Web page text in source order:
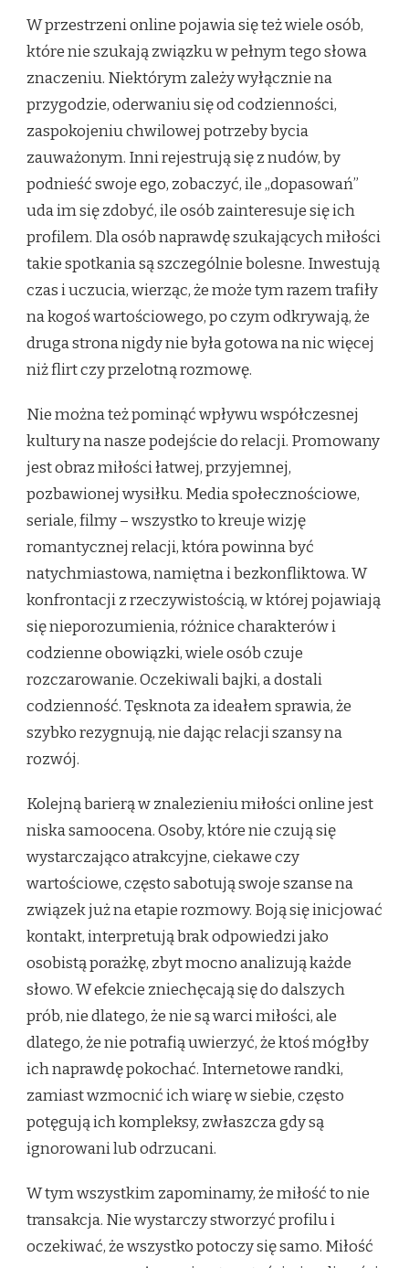
W przestrzeni online pojawia się też wiele osób,
które nie szukają związku w pełnym tego słowa
znaczeniu. Niektórym zależy wyłącznie na
przygodzie, oderwaniu się od codzienności,
zaspokojeniu chwilowej potrzeby bycia
zauważonym. Inni rejestrują się z nudów, by
podnieść swoje ego, zobaczyć, ile „dopasowań”
uda im się zdobyć, ile osób zainteresuje się ich
profilem. Dla osób naprawdę szukających miłości
takie spotkania są szczególnie bolesne. Inwestują
czas i uczucia, wierząc, że może tym razem trafiły
na kogoś wartościowego, po czym odkrywają, że
druga strona nigdy nie była gotowa na nic więcej
niż flirt czy przelotną rozmowę.
Nie można też pominąć wpływu współczesnej
kultury na nasze podejście do relacji. Promowany
jest obraz miłości łatwej, przyjemnej,
pozbawionej wysiłku. Media społecznościowe,
seriale, filmy – wszystko to kreuje wizję
romantycznej relacji, która powinna być
natychmiastowa, namiętna i bezkonfliktowa. W
konfrontacji z rzeczywistością, w której pojawiają
się nieporozumienia, różnice charakterów i
codzienne obowiązki, wiele osób czuje
rozczarowanie. Oczekiwali bajki, a dostali
codzienność. Tęsknota za ideałem sprawia, że
szybko rezygnują, nie dając relacji szansy na
rozwój.
Kolejną barierą w znalezieniu miłości online jest
niska samoocena. Osoby, które nie czują się
wystarczająco atrakcyjne, ciekawe czy
wartościowe, często sabotują swoje szanse na
związek już na etapie rozmowy. Boją się inicjować
kontakt, interpretują brak odpowiedzi jako
osobistą porażkę, zbyt mocno analizują każde
słowo. W efekcie zniechęcają się do dalszych
prób, nie dlatego, że nie są warci miłości, ale
dlatego, że nie potrafią uwierzyć, że ktoś mógłby
ich naprawdę pokochać. Internetowe randki,
zamiast wzmocnić ich wiarę w siebie, często
potęgują ich kompleksy, zwłaszcza gdy są
ignorowani lub odrzucani.
W tym wszystkim zapominamy, że miłość to nie
transakcja. Nie wystarczy stworzyć profilu i
oczekiwać, że wszystko potoczy się samo. Miłość